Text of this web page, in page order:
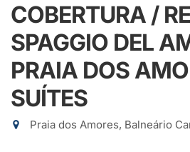
COBERTURA /
SPAGGIO DEL
PRAIA DOS
SUÍTES
Praia dos Amores, Balneário